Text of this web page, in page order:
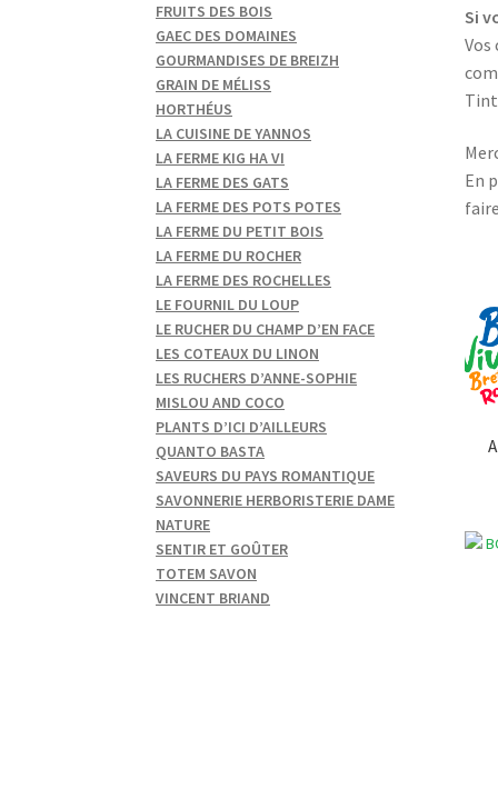
Si
Vos
En
FRUITS DES BOIS
GAEC DES DOMAINES
GOURMANDISES DE BREIZH
GRAIN DE MÉLISS
HORTHÉUS
LA CUISINE DE YANNOS
LA FERME KIG HA VI
LA FERME DES GATS
LA FERME DES POTS POTES
LA FERME DU PETIT BOIS
LA FERME DU ROCHER
LA FERME DES ROCHELLES
LE FOURNIL DU LOUP
LE RUCHER DU CHAMP D’EN FACE
LES COTEAUX DU LINON
LES RUCHERS D’ANNE-SOPHIE
MISLOU AND COCO
PLANTS D’ICI D’AILLEURS
QUANTO BASTA
SAVEURS DU PAYS ROMANTIQUE
SAVONNERIE HERBORISTERIE DAME
NATURE
SENTIR ET GOÛTER
TOTEM SAVON
VINCENT BRIAND